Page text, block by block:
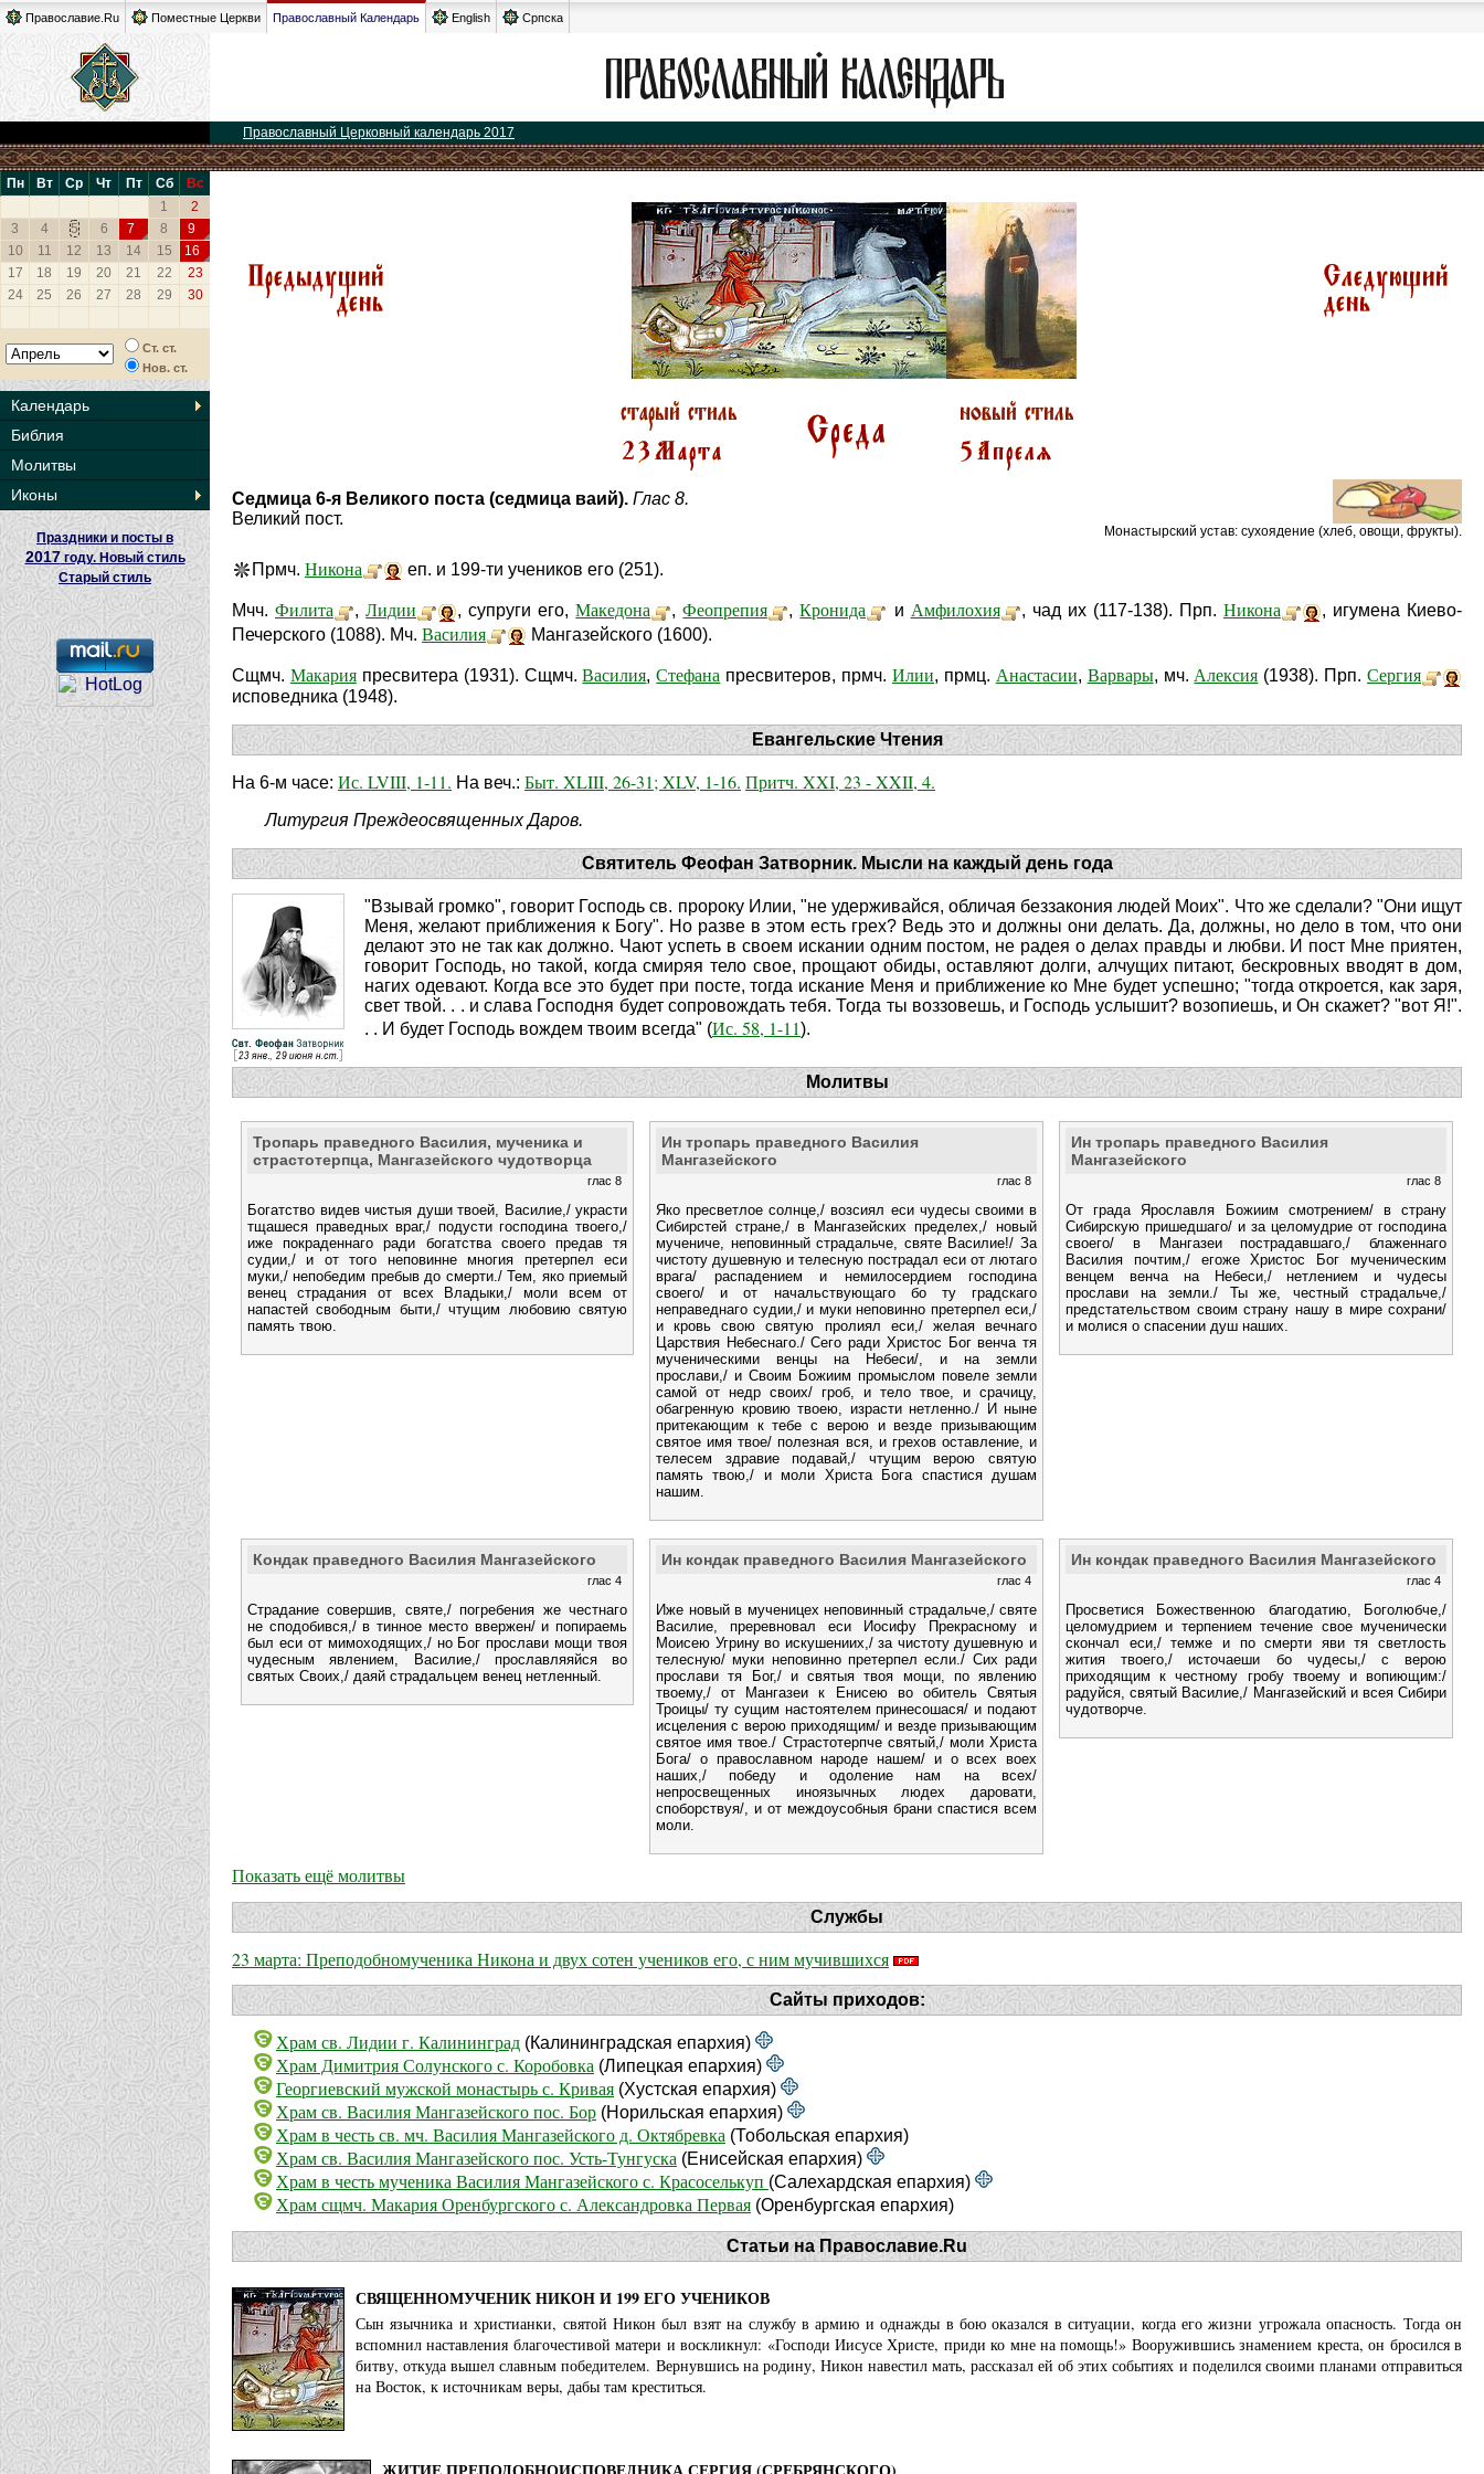
Православие.Ru Поместные Церкви Православный Календарь English Српска
Православный Церковный календарь 2017
Пн Вт Ср Чт Пт Сб
Вс
1
2
3
4 5 6 7 8
9
10
11 12 13 14 15
16
17
18 19 20 21 22
23
24
25 26 27 28 29 30
Ст. ст.
Нов. ст.
Календарь
Библия
Молитвы
Иконы
Праздники и посты в
2017году. Новый стиль
Старый стиль
Седмица 6-я Великого поста (седмица ваий). Глас 8.
Великий пост.
Монастырский устав: cухоядение (хлеб, овощи, фрукты).
Прмч. Никона еп. и 199-ти учеников его (251).
Мчч.Филита ,Лидии , супруги его,Македона ,Феопрепия ,Кронида и Амфилохия , чад их (117-138). Прп. Никона
, игумена Киево-
Печерского (1088). Мч. Василия Мангазейского (1600).
Сщмч. Макарияпресвитера (1931). Сщмч.Василия,Стефана пресвитеров, прмч. Илии, прмц. Анастасии, Варвары, мч. Алексия (1938). Прп.Сергия
исповедника (1948).
Евангельские Чтения
На 6-м часе: Ис. LVIII, 1-11. На веч.: Быт. XLIII, 26-31; XLV, 1-16. Притч. XXI, 23 - XXII, 4.
Литургия Преждеосвященных Даров.
Святитель Феофан Затворник. Мысли на каждый день года
"Взывай громко", говорит Господь св. пророку Илии, "не удерживайся, обличая беззакония людей Моих". Что же сделали? "Они ищут
Меня, желают приближения к Богу". Но разве в этом есть грех? Ведь это и должны они делать. Да, должны, но дело в том, что они
делают это не так как должно. Чают успеть в своем искании одним постом, не радея о делах правды и любви. И пост Мне приятен,
говорит Господь, но такой, когда смиряя тело свое, прощают обиды, оставляют долги, алчущих питают, бескровных вводят в дом,
нагих одевают. Когда все это будет при посте, тогда искание Меня и приближение ко Мне будет успешно; "тогда откроется, как заря,
свет твой. . . и слава Господня будет сопровождать тебя. Тогда ты воззовешь, и Господь услышит? возопиешь, и Он скажет? "вот Я!".
. . И будет Господь вождем твоим всегда" (Ис. 58, 1-11).
Молитвы
Тропарь праведного Василия, мученика и
страстотерпца, Мангазейского чудотворца
глас 8
Богатство видев чистыя души твоей, Василие,/ украсти
тщашеся праведных враг,/ подусти господина твоего,/
иже покраденнаго ради богатства своего предав тя
судии,/ и от того неповинне многия претерпел еси
муки,/ непобедим пребыв до смерти./ Тем, яко приемый
венец страдания от всех Владыки,/ моли всем от
напастей свободным быти,/ чтущим любовию святую
память твою.
Ин тропарь праведного Василия
Мангазейского
глас 8
Яко пресветлое солнце,/ возсиял еси чудесы своими в
Сибирстей стране,/ в Мангазейских пределех,/ новый
мучениче, неповинный страдальче, святе Василие!/ За
чистоту душевную и телесную пострадал еси от лютаго
врага/ распадением и немилосердием господина
своего/ и от начальствующаго бо ту градскаго
неправеднаго судии,/ и муки неповинно претерпел еси,/
и кровь свою святую пролиял еси,/ желая вечнаго
Царствия Небеснаго./ Сего ради Христос Бог венча тя
мученическими венцы на Небеси/, и на земли
прослави,/ и Своим Божиим промыслом повеле земли
самой от недр своих/ гроб, и тело твое, и срачицу,
обагренную кровию твоею, израсти нетленно./ И ныне
притекающим к тебе с верою и везде призывающим
святое имя твое/ полезная вся, и грехов оставление, и
телесем здравие подавай,/ чтущим верою святую
память твою,/ и моли Христа Бога спастися душам
нашим.
Ин тропарь праведного Василия
Мангазейского
глас 8
От града Ярославля Божиим смотрением/ в страну
Сибирскую пришедшаго/ и за целомудрие от господина
своего/ в Мангазеи пострадавшаго,/ блаженнаго
Василия почтим,/ егоже Христос Бог мученическим
венцем венча на Небеси,/ нетлением и чудесы
прослави на земли./ Ты же, честный страдальче,/
предстательством своим страну нашу в мире сохрани/
и молися о спасении душ наших.
Кондак праведного Василия Мангазейского
глас 4
Страдание совершив, святе,/ погребения же честнаго
не сподобився,/ в тинное место ввержен/ и попираемь
был еси от мимоходящих,/ но Бог прослави мощи твоя
чудесным явлением, Василие,/ прославляяйся во
святых Своих,/ даяй страдальцем венец нетленный.
Ин кондак праведного Василия Мангазейского
глас 4
Иже новый в мученицех неповинный страдальче,/ святе
Василие, преревновал еси Иосифу Прекрасному и
Моисею Угрину во искушениих,/ за чистоту душевную и
телесную/ муки неповинно претерпел если./ Сих ради
прослави тя Бог,/ и святыя твоя мощи, по явлению
твоему,/ от Мангазеи к Енисею во обитель Святыя
Троицы/ ту сущим настоятелем принесошася/ и подают
исцеления с верою приходящим/ и везде призывающим
святое имя твое./ Страстотерпче святый,/ моли Христа
Бога/ о православном народе нашем/ и о всех воех
наших,/ победу и одоление нам на всех/
непросвещенных иноязычных людех даровати,
споборствуя/, и от междоусобныя брани спастися всем
моли.
Ин кондак праведного Василия Мангазейского
глас 4
Просветися Божественною благодатию, Боголюбче,/
целомудрием и терпением течение свое мученически
скончал еси,/ темже и по смерти яви тя светлость
жития твоего,/ источаеши бо чудесы,/ с верою
приходящим к честному гробу твоему и вопиющим:/
радуйся, святый Василие,/ Мангазейский и всея Сибири
чудотворче.
Показать ещё молитвы
Службы
23 марта: Преподобномученика Никона и двух сотен учеников его, с ним мучившихся
Сайты приходов:
Храм св. Лидии г. Калининград (Калининградская епархия)
Храм Димитрия Солунского с. Коробовка (Липецкая епархия)
Георгиевский мужской монастырь с. Кривая (Хустская епархия)
Храм св. Василия Мангазейского пос. Бор (Норильская епархия)
Храм в честь св. мч. Василия Мангазейского д. Октябревка (Тобольская епархия)
Храм св. Василия Мангазейского пос. Усть-Тунгуска (Енисейская епархия)
Храм в честь мученика Василия Мангазейского с. Красоселькуп (Салехардская епархия)
Храм сщмч. Макария Оренбургского с. Александровка Первая (Оренбургская епархия)
Статьи на Православие.Ru
СВЯЩЕННОМУЧЕНИК НИКОН И 199 ЕГО УЧЕНИКОВ
Сын язычника и христианки, святой Никон был взят на службу в армию и однажды в бою оказался в ситуации, когда его жизни угрожала опасность. Тогда он
вспомнил наставления благочестивой матери и воскликнул: «Господи Иисусе Христе, приди ко мне на помощь!» Вооружившись знамением креста, он бросился в
битву, откуда вышел славным победителем. Вернувшись на родину, Никон навестил мать, рассказал ей об этих событиях и поделился своими планами отправиться
на Восток, к источникам веры, дабы там креститься.